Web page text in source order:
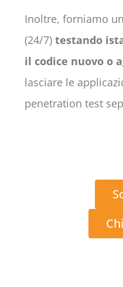
Inoltre, forniamo
(24/7) testando
il codice nuovo o
lasciare le
penetration test